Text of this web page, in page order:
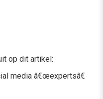
op dit artikel:
media â€œexpertsâ€